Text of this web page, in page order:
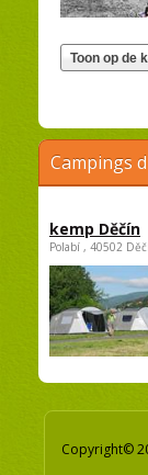
Campings
kemp Děčín
Polabí , 40502
Copyright©